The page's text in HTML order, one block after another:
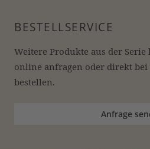
BESTELLSERVICE
Weitere Produkte aus der Serie
online anfragen oder direkt bei
bestellen.
Anfrage